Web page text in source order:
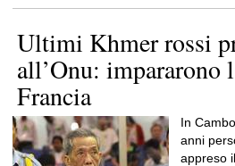
Ultimi Khmer rossi
all’Onu: impararono
Francia
In
anni
appreso